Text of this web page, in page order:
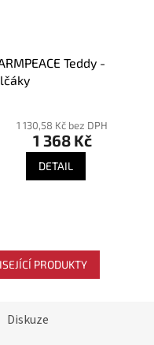
Teddy -
1 130,58 Kč bez DPH
1 368 Kč
DETAIL
PRODUKTY
Diskuze